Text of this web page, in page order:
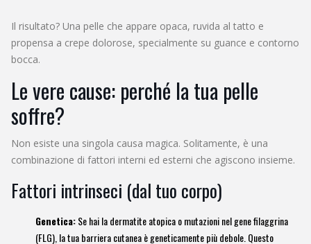
Il risultato? Una pelle che appare opaca, ruvida al tatto e
propensa a crepe dolorose, specialmente su guance e contorno
bocca.
Le vere cause: perché la tua pelle
soffre?
Non esiste una singola causa magica. Solitamente, è una
combinazione di fattori interni ed esterni che agiscono insieme.
Fattori intrinseci (dal tuo corpo)
Genetica:Se hai la dermatite atopica o mutazioni nel gene filaggrina
(FLG), la tua barriera cutanea è geneticamente più debole. Questo